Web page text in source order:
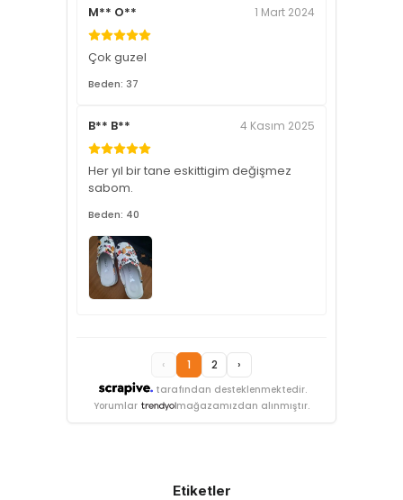
M** O** 1 Mart 2024
Çok guzel
Beden: 37
B** B** 4 Kasım 2025
Her yıl bir tane eskittigim değişmez
sabom.
Beden: 40
tarafından desteklenmektedir.
‹ 1 2 ›
Yorumlar mağazamızdan alınmıştır.
Etiketler